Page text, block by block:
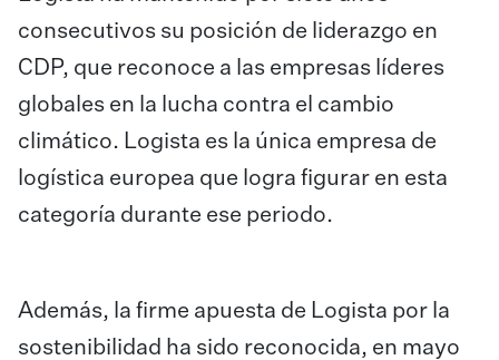
consecutivos su posición de liderazgo en
CDP, que reconoce a las empresas líderes
globales en la lucha contra el cambio
climático. Logista es la única empresa de
logística europea que logra figurar en esta
categoría durante ese periodo.
Además, la firme apuesta de Logista por la
sostenibilidad ha sido reconocida, en mayo